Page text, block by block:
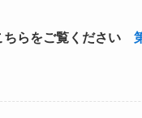
らをご覧ください